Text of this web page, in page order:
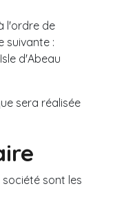
l'ordre de
suivante :
d'Abeau
sera réalisée
sont les